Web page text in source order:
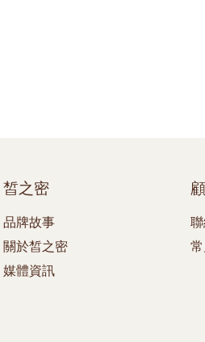
皙之密
品牌故事
關於皙之密
媒體資訊